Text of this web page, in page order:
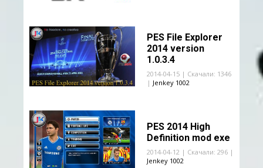
PES File Explorer
2014 version
1.0.3.4
2014-04-15 | Скачали: 1346
| Jenkey 1002
PES 2014 High
Definition mod exe
2014-04-12 | Скачали: 296 |
Jenkey 1002